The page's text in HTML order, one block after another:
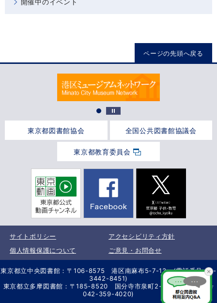
開催中のイベント
ページの先頭へ戻る
東京都図書館協会 全国公共図書館協議会
東京都教育委員会
サイトポリシー
アクセシビリティ方針
個人情報保護について
ご意見・お問合せ
東京都立中央図書館：〒106-8575 港区南麻布5-7-13 (電話番号 03-
3442-8451)
東京都立多摩図書館：〒185-8520 国分寺市泉町2-2-26 (電話番号
042-359-4020)